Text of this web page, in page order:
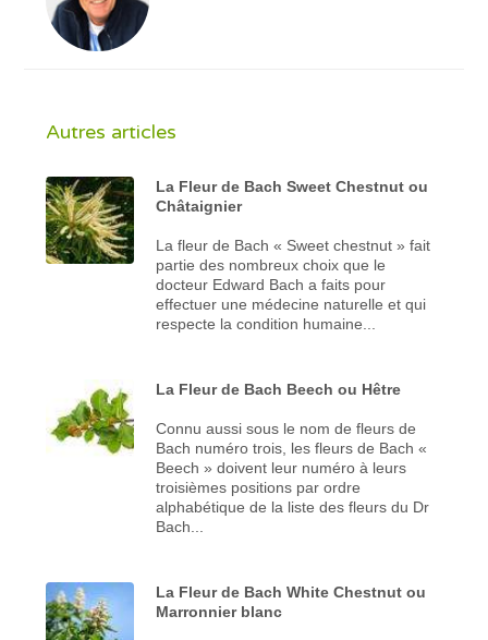
Autres articles
La Fleur de Bach Sweet Chestnut ou
Châtaignier
La fleur de Bach « Sweet chestnut » fait
partie des nombreux choix que le
docteur Edward Bach a faits pour
effectuer une médecine naturelle et qui
respecte la condition humaine...
La Fleur de Bach Beech ou Hêtre
Connu aussi sous le nom de fleurs de
Bach numéro trois, les fleurs de Bach «
Beech » doivent leur numéro à leurs
troisièmes positions par ordre
alphabétique de la liste des fleurs du Dr
Bach...
La Fleur de Bach White Chestnut ou
Marronnier blanc